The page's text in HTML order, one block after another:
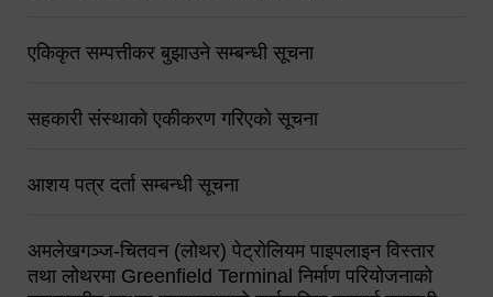
एकिकृत सम्पत्तीकर बुझाउने सम्बन्धी सूचना
सहकारी संस्थाको एकीकरण गरिएको सूचना
आशय पत्र दर्ता सम्बन्धी सूचना
अमलेखगञ्ज-चितवन (लोथर) पेट्रोलियम पाइपलाइन विस्तार
तथा लोथरमा Greenfield Terminal निर्माण परियोजनाको